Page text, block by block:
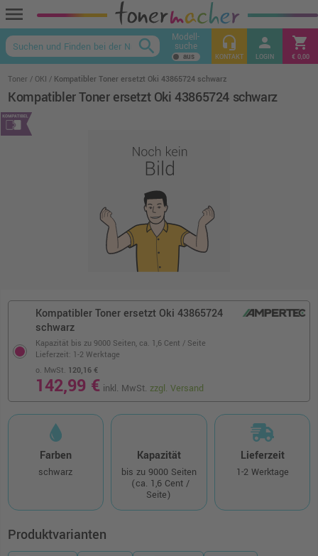
menu
keyboard_arrow_up
search Modell-
suche headset_mic
KONTAKT
person
LOGIN
shopping_cart
€ 0,00
Toner OKI Kompatibler Toner ersetzt Oki 43865724 schwarz
Kompatibler Toner ersetzt Oki 43865724 schwarz
Kompatibler Toner ersetzt Oki 43865724
schwarz
Kapazität bis zu 9000 Seiten, ca. 1,6 Cent / Seite
o. MwSt. 120,16 €
142,99 € inkl. MwSt.zzgl. Versand
Lieferzeit: 1-2 Werktage
Farben
schwarz
Kapazität
bis zu 9000 Seiten
(ca. 1,6 Cent /
Seite)
Lieferzeit
1-2 Werktage
Produktvarianten